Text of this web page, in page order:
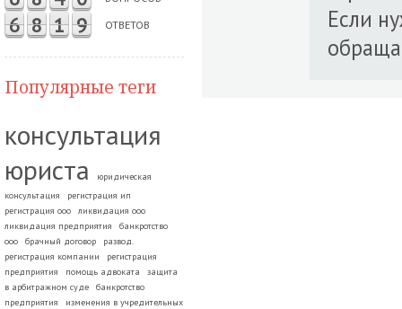
6 8 1 9 ОТВЕТОВ
Популярные теги
консультация
юриста
юридическая
консультация
регистрация ип
регистрация ооо
ликвидация ооо
ликвидация предприятия
банкротство
ооо
брачный договор
развод.
регистрация компании
регистрация
предприятия
помощь адвоката
защита
в арбитражном суде
банкротство
предприятия
изменения в учредительных
Если